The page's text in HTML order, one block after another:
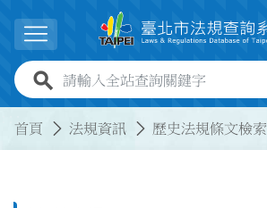
展開選單
全站查詢關鍵字欄位
首頁 法規資訊 歷史法規條文檢索